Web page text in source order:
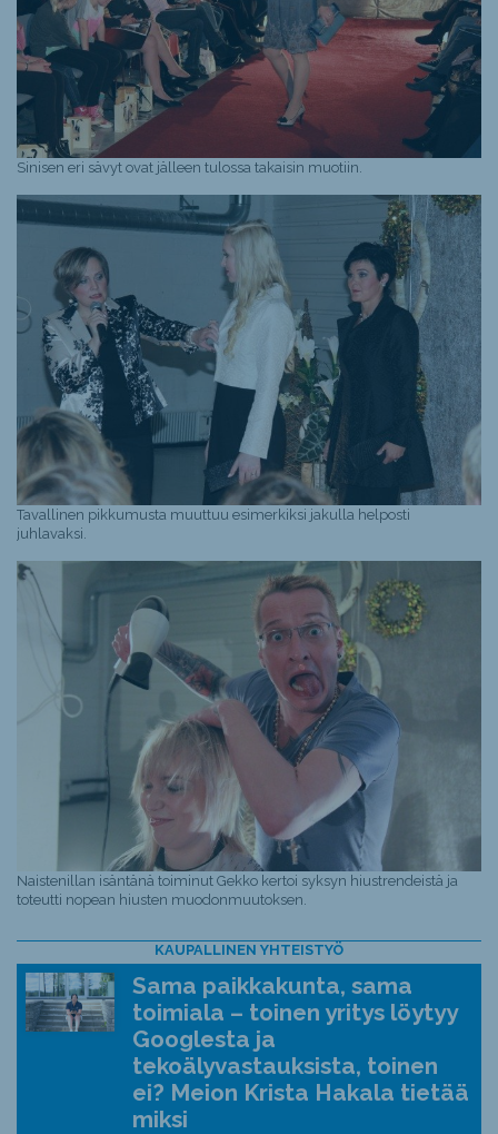
Sinisen eri sävyt ovat jälleen tulossa takaisin muotiin.
Tavallinen pikkumusta muuttuu esimerkiksi jakulla helposti
juhlavaksi.
Naistenillan isäntänä toiminut Gekko kertoi syksyn hiustrendeistä ja
toteutti nopean hiusten muodonmuutoksen.
KAUPALLINEN YHTEISTYÖ
Sama paikkakunta, sama
toimiala – toinen yritys löytyy
Googlesta ja
tekoälyvastauksista, toinen
ei? Meion Krista Hakala tietää
miksi